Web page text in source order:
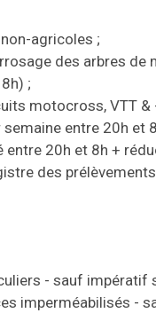
agricoles ;
des arbres de
;
motocross, VTT
entre 20h et
20h et 8h +
des
- sauf impératif
imperméabilisés -